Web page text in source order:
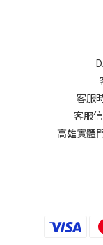
客服
客服
高雄實體